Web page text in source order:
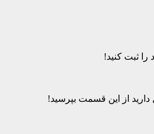
را ثبت کنید!
از این قسمت بپرسید!